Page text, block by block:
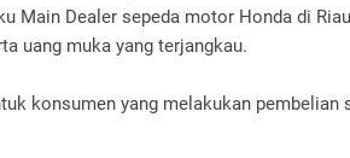
Main Dealer sepeda motor Honda di
uang muka yang terjangkau.
konsumen yang melakukan pembelian